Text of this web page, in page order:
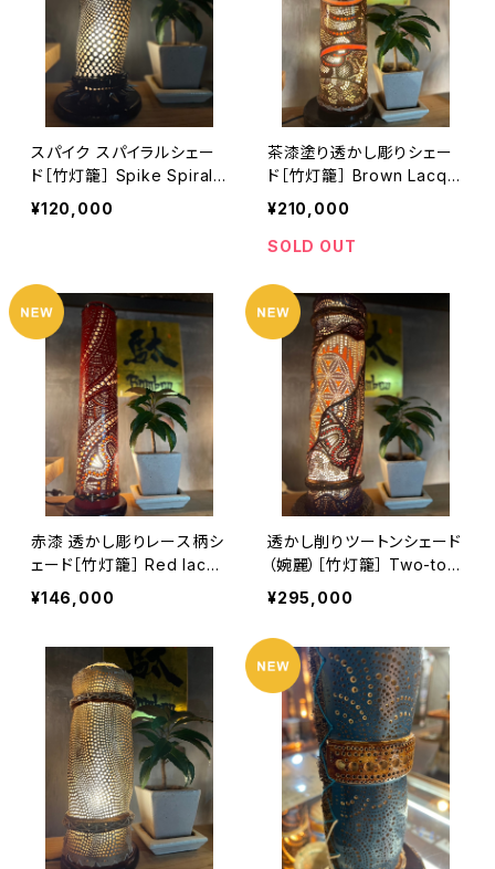
スパイク スパイラルシェー
ド［竹灯籠］ Spike Spiral
Shade [Bamboo Lanter
¥120,000
茶漆塗り透かし彫りシェー
ド［竹灯籠］ Brown Lacqu
er Openwork Carving S
hade [Bamboo Lantern]
¥210,000
SOLD OUT
赤漆 透かし彫りレース柄シ
ェード［竹灯籠］ Red lacqu
er Openwork Carved La
ce Pattern Shade [Bam
¥146,000
透かし削りツートンシェード
（婉麗）［竹灯籠］ Two-ton
e Shade with Openwork
Carving (Graceful) [Bam
boo Lantern]
¥295,000